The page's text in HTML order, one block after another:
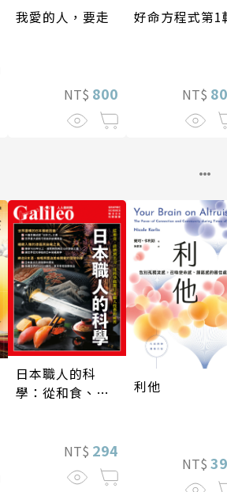
我愛的人，要走
NT$ 800
好命方程式第1
NT$
日本職人的科
學：從和食、清
技藝的祕密 人人
伽利略45
NT$ 294
利他
NT$